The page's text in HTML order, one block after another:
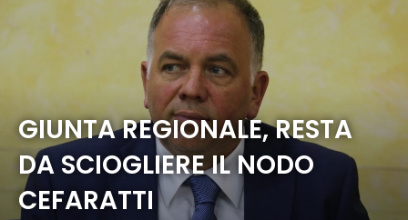
GIUNTA REGIONALE, RESTA
DA SCIOGLIERE IL NODO
CEFARATTI